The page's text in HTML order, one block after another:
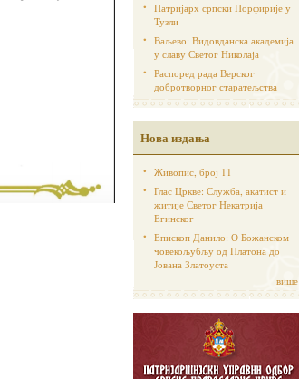
Патријарх српски Порфирије у
Тузли
Ваљево: Видовданска академија
у славу Светог Николаја
Распоред рада Верског
добротворног старатељства
Нова издања
Живопис, број 11
Глас Цркве: Служба, акатист и
житије Светог Некатрија
Егинског
Епископ Данило: О Божанском
човекољубљу од Платона до
Јована Златоуста
више